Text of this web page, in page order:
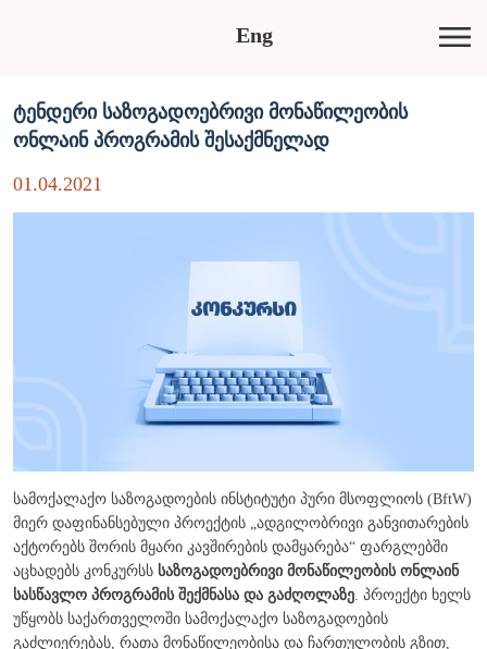
Eng
ტენდერი საზოგადოებრივი მონაწილეობის
ონლაინ პროგრამის შესაქმნელად
01.04.2021
სამოქალაქო საზოგადოების ინსტიტუტი პური მსოფლიოს (BftW)
მიერ დაფინანსებული პროექტის „ადგილობრივი განვითარების
აქტორებს შორის მყარი კავშირების დამყარება“ ფარგლებში
აცხადებს კონკურსს საზოგადოებრივი მონაწილეობის ონლაინ
სასწავლო პროგრამის შექმნასა და გაძღოლაზე. პროექტი ხელს
უწყობს საქართველოში სამოქალაქო საზოგადოების
გაძლიერებას, რათა მონაწილეობისა და ჩართულობის გზით,